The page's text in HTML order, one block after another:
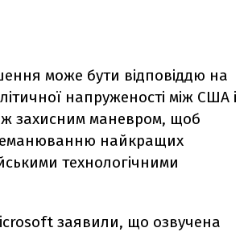
може бути відповіддю на
напруженості між США і
захисним маневром, щоб
найкращих
технологічними
заявили, що озвучена